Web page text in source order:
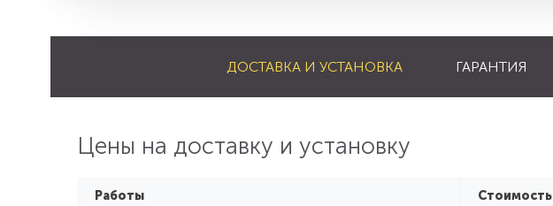
ДОСТАВКА И УСТАНОВКА ГАРАНТИЯ
Цены на доставку и установку
Работы Стоимость